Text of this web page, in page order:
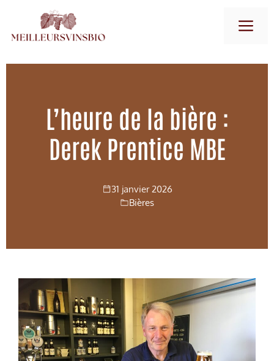
contenu
L’heure de la bière :
Derek Prentice MBE
31 janvier 2026
Bières